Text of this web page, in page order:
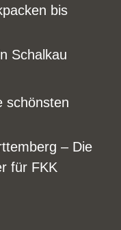
bis
Schalkau
schönsten
– Die
für FKK